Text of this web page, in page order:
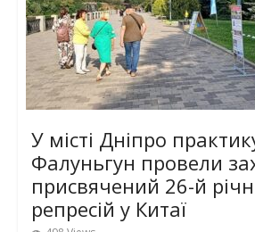
У місті Дніпро
Фалуньгун провели
присвячений 26-й
репресій у Китаї